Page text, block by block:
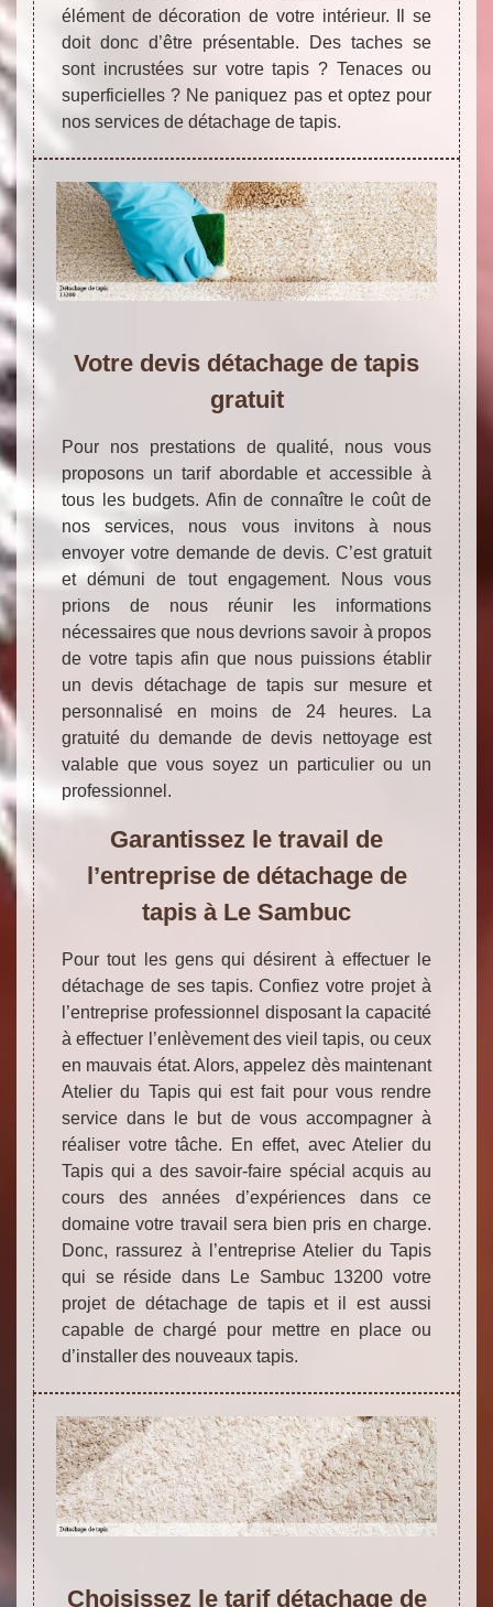
élément de décoration de votre intérieur. Il se
doit donc d’être présentable. Des taches se
sont incrustées sur votre tapis ? Tenaces ou
superficielles ? Ne paniquez pas et optez pour
nos services de détachage de tapis.
Votre devis détachage de tapis
gratuit
Pour nos prestations de qualité, nous vous
proposons un tarif abordable et accessible à
tous les budgets. Afin de connaître le coût de
nos services, nous vous invitons à nous
envoyer votre demande de devis. C’est gratuit
et démuni de tout engagement. Nous vous
prions de nous réunir les informations
nécessaires que nous devrions savoir à propos
de votre tapis afin que nous puissions établir
un devis détachage de tapis sur mesure et
personnalisé en moins de 24 heures. La
gratuité du demande de devis nettoyage est
valable que vous soyez un particulier ou un
professionnel.
Garantissez le travail de
l’entreprise de détachage de
tapis à Le Sambuc
Pour tout les gens qui désirent à effectuer le
détachage de ses tapis. Confiez votre projet à
l’entreprise professionnel disposant la capacité
à effectuer l’enlèvement des vieil tapis, ou ceux
en mauvais état. Alors, appelez dès maintenant
Atelier du Tapis qui est fait pour vous rendre
service dans le but de vous accompagner à
réaliser votre tâche. En effet, avec Atelier du
Tapis qui a des savoir-faire spécial acquis au
cours des années d’expériences dans ce
domaine votre travail sera bien pris en charge.
Donc, rassurez à l’entreprise Atelier du Tapis
qui se réside dans Le Sambuc 13200 votre
projet de détachage de tapis et il est aussi
capable de chargé pour mettre en place ou
d’installer des nouveaux tapis.
Choisissez le tarif détachage de